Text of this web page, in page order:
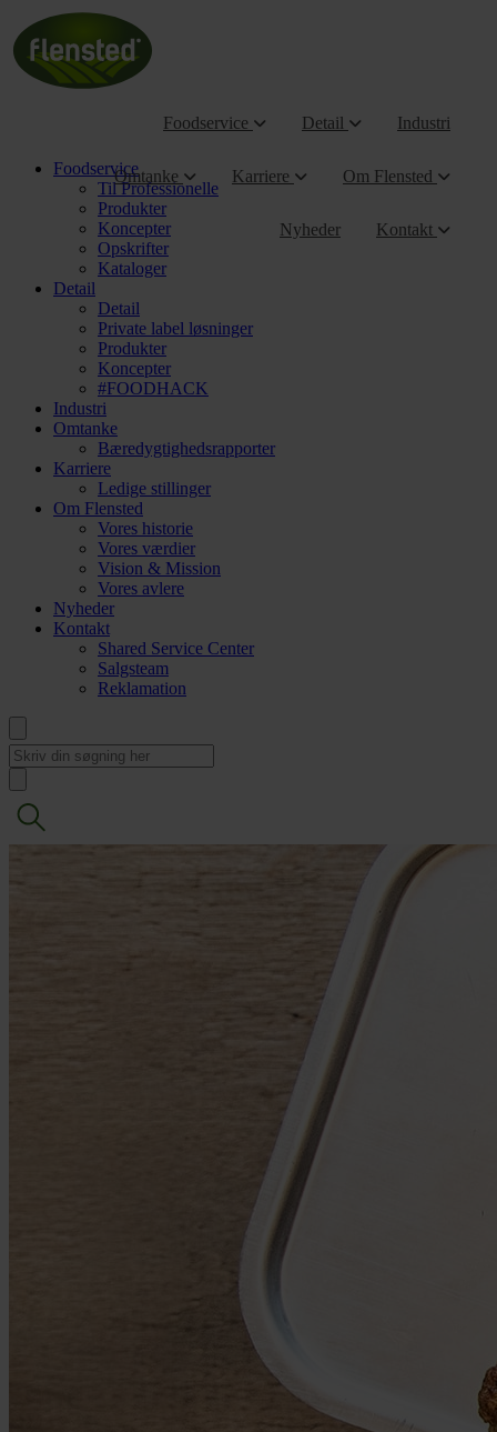
Foodservice Detail Industri
Omtanke Karriere Om Flensted
Nyheder Kontakt
Foodservice
Til Professionelle
Produkter
Koncepter
Opskrifter
Kataloger
Detail
Detail
Private label løsninger
Produkter
Koncepter
#FOODHACK
Industri
Omtanke
Bæredygtighedsrapporter
Karriere
Ledige stillinger
Om Flensted
Vores historie
Vores værdier
Vision & Mission
Vores avlere
Nyheder
Kontakt
Shared Service Center
Salgsteam
Reklamation